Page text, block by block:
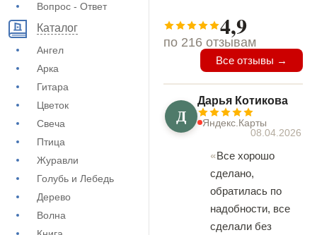
Вопрос - Ответ
Каталог
Ангел
Арка
Гитара
Цветок
Свеча
Птица
Журавли
Голубь и Лебедь
Дерево
Волна
4,9
по 216 отзывам
Все отзывы →
Д
Дарья Котикова
Яндекс.Карты
08.04.2026
Все хорошо
сделано,
обратилась по
надобности, все
сделали без